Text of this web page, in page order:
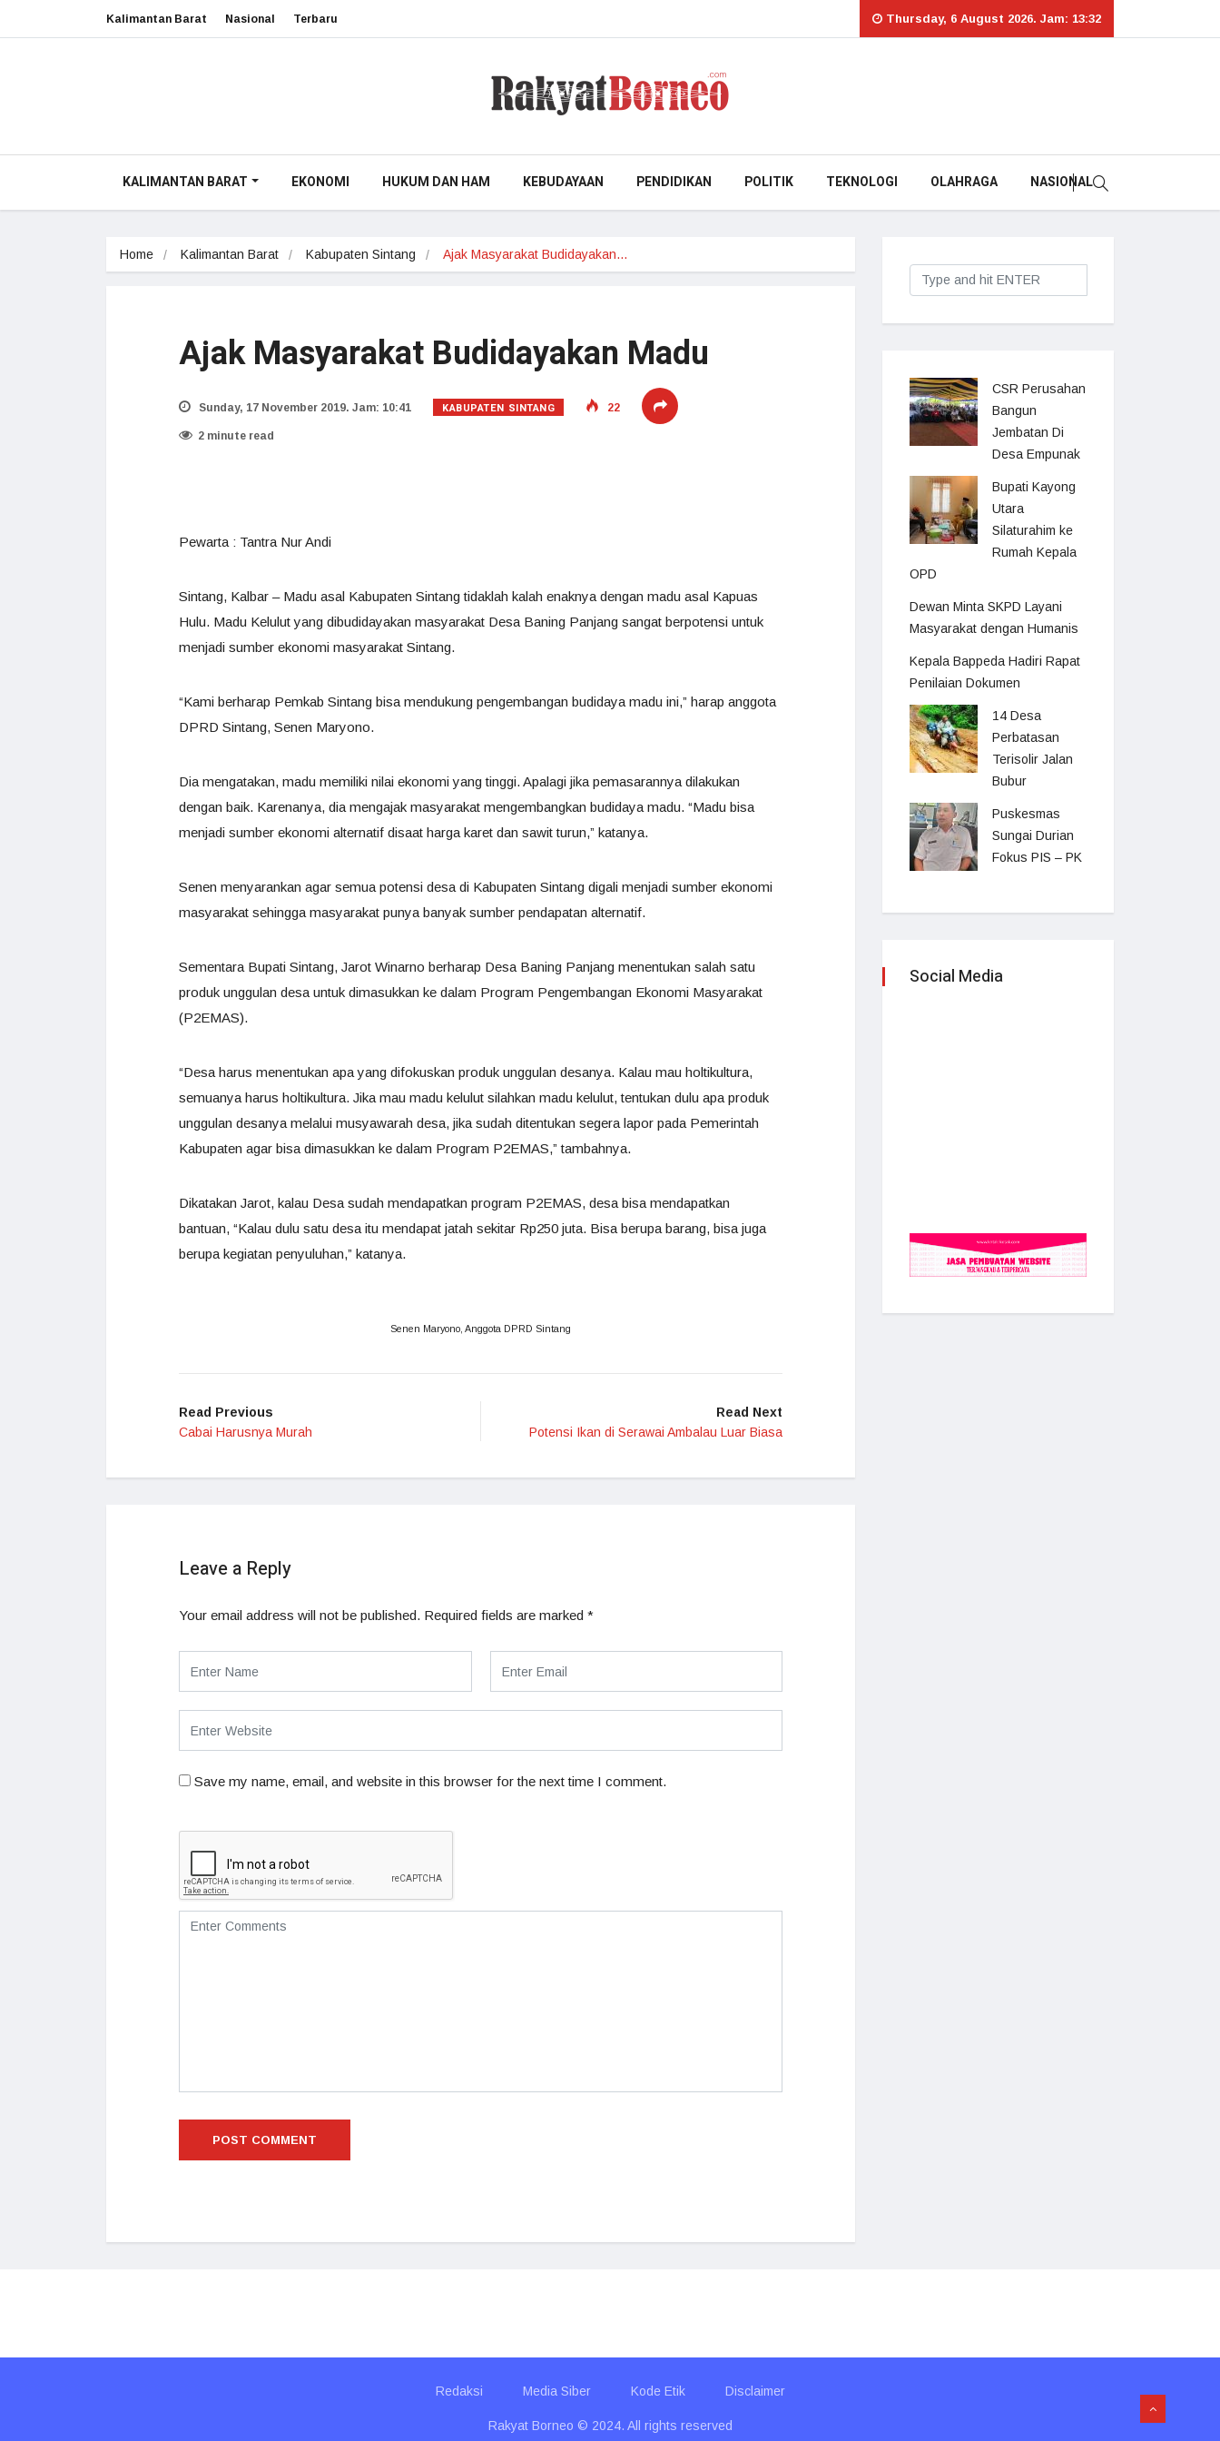
Kalimantan Barat Nasional Terbaru Thursday, 6 August 2026. Jam: 13:32
KALIMANTAN BARAT EKONOMI HUKUM DAN HAM KEBUDAYAAN PENDIDIKAN POLITIK TEKNOLOGI OLAHRAGA NASIONAL
Home Kalimantan Barat Kabupaten Sintang Ajak Masyarakat Budidayakan…
Ajak Masyarakat Budidayakan Madu
Sunday, 17 November 2019. Jam: 10:41 KABUPATEN SINTANG 22
2 minute read
Pewarta : Tantra Nur Andi
Sintang, Kalbar – Madu asal Kabupaten Sintang tidaklah kalah enaknya dengan madu asal Kapuas
Hulu. Madu Kelulut yang dibudidayakan masyarakat Desa Baning Panjang sangat berpotensi untuk
menjadi sumber ekonomi masyarakat Sintang.
“Kami berharap Pemkab Sintang bisa mendukung pengembangan budidaya madu ini,” harap anggota
DPRD Sintang, Senen Maryono.
Dia mengatakan, madu memiliki nilai ekonomi yang tinggi. Apalagi jika pemasarannya dilakukan
dengan baik. Karenanya, dia mengajak masyarakat mengembangkan budidaya madu. “Madu bisa
menjadi sumber ekonomi alternatif disaat harga karet dan sawit turun,” katanya.
Senen menyarankan agar semua potensi desa di Kabupaten Sintang digali menjadi sumber ekonomi
masyarakat sehingga masyarakat punya banyak sumber pendapatan alternatif.
Sementara Bupati Sintang, Jarot Winarno berharap Desa Baning Panjang menentukan salah satu
produk unggulan desa untuk dimasukkan ke dalam Program Pengembangan Ekonomi Masyarakat
(P2EMAS).
“Desa harus menentukan apa yang difokuskan produk unggulan desanya. Kalau mau holtikultura,
semuanya harus holtikultura. Jika mau madu kelulut silahkan madu kelulut, tentukan dulu apa produk
unggulan desanya melalui musyawarah desa, jika sudah ditentukan segera lapor pada Pemerintah
Kabupaten agar bisa dimasukkan ke dalam Program P2EMAS,” tambahnya.
Dikatakan Jarot, kalau Desa sudah mendapatkan program P2EMAS, desa bisa mendapatkan
bantuan, “Kalau dulu satu desa itu mendapat jatah sekitar Rp250 juta. Bisa berupa barang, bisa juga
berupa kegiatan penyuluhan,” katanya.
Senen Maryono, Anggota DPRD Sintang
Read Previous
Cabai Harusnya Murah
Read Next
Potensi Ikan di Serawai Ambalau Luar Biasa
Leave a Reply
Your email address will not be published. Required fields are marked *
Save my name, email, and website in this browser for the next time I comment.
CSR Perusahan
Bangun
Jembatan Di
Desa Empunak
Bupati Kayong
Utara
Silaturahim ke
Rumah Kepala
OPD
Dewan Minta SKPD Layani
Masyarakat dengan Humanis
Kepala Bappeda Hadiri Rapat
Penilaian Dokumen
14 Desa
Perbatasan
Terisolir Jalan
Bubur
Puskesmas
Sungai Durian
Fokus PIS – PK
Social Media
Redaksi Media Siber Kode Etik Disclaimer
Rakyat Borneo © 2024. All rights reserved